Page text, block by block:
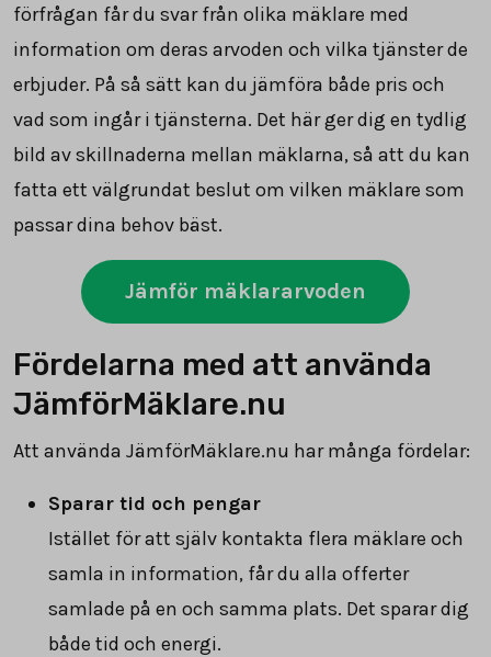
förfrågan får du svar från olika mäklare med
information om deras arvoden och vilka tjänster de
erbjuder. På så sätt kan du jämföra både pris och
vad som ingår i tjänsterna. Det här ger dig en tydlig
bild av skillnaderna mellan mäklarna, så att du kan
fatta ett välgrundat beslut om vilken mäklare som
passar dina behov bäst.
Jämför mäklararvoden
Fördelarna med att använda
JämförMäklare.nu
Att använda JämförMäklare.nu har många fördelar:
Sparar tid och pengar
Istället för att själv kontakta flera mäklare och
samla in information, får du alla offerter
samlade på en och samma plats. Det sparar dig
både tid och energi.